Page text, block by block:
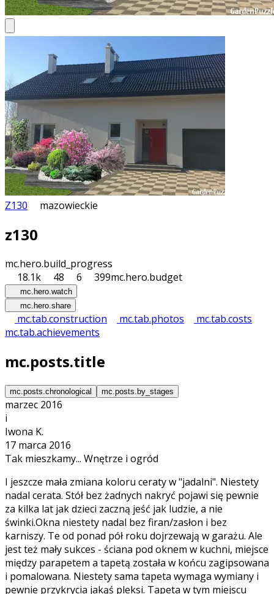
Z130 mazowieckie
z130
mc.hero.build_progress
18.1k
48 6 399mc.hero.budget
mc.hero.watch
mc.hero.share
mc.tab.construction mc.tab.photos
mc.tab.costs
mc.tab.achievements
mc.posts.title
mc.posts.chronological mc.posts.by_stages
marzec 2016
i
Iwona K.
17 marca 2016
Tak mieszkamy... Wnętrze i ogród
I jeszcze mała zmiana koloru ceraty w "jadalni". Niestety
nadal cerata. Stół bez żadnych nakryć pojawi się pewnie
za kilka lat jak dzieci zaczną jeść jak ludzie, a nie
świnki.Okna niestety nadal bez firan/zasłon i bez
karniszy. Te od ponad pół roku dojrzewają w garażu. Ale
jest też mały sukces - ściana pod oknem w kuchni, miejsce
między parapetem a tapetą została w końcu zagipsowana
i pomalowana. Niestety sama tapeta wymaga wymiany i
pewnie przykrycia jakąś pleksi. Tapeta w tym miejscu